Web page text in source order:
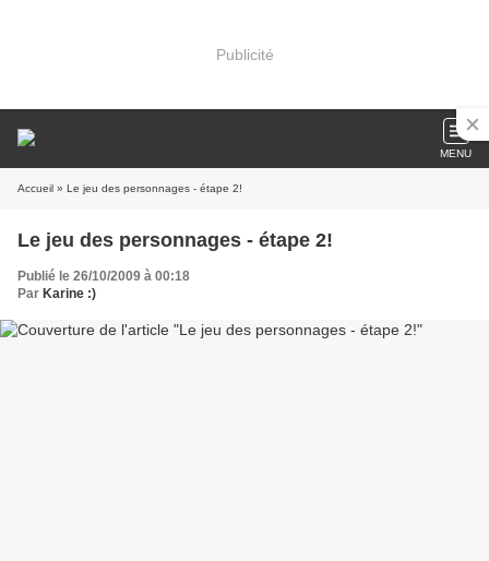
Publicité
MENU
Accueil » Le jeu des personnages - étape 2!
Le jeu des personnages - étape 2!
Publié le 26/10/2009 à 00:18
Par Karine :)